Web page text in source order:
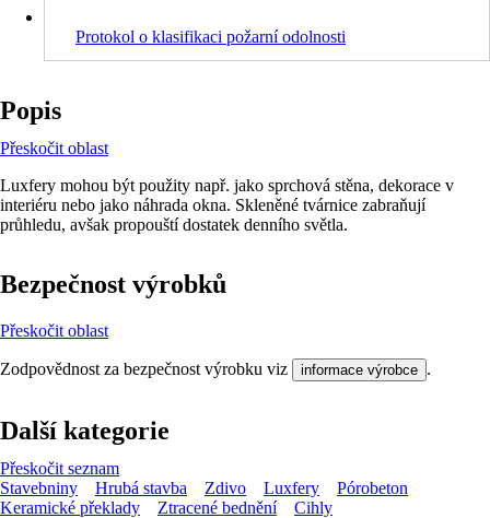
Protokol o klasifikaci požarní odolnosti
Popis
Přeskočit oblast
Luxfery mohou být použity např. jako sprchová stěna, dekorace v
interiéru nebo jako náhrada okna. Skleněné tvárnice zabraňují
průhledu, avšak propouští dostatek denního světla.
Bezpečnost výrobků
Přeskočit oblast
Zodpovědnost za bezpečnost výrobku viz informace výrobce .
Další kategorie
Přeskočit seznam
Stavebniny
Hrubá stavba Zdivo Luxfery
Pórobeton
Keramické překlady
Ztracené bednění Cihly